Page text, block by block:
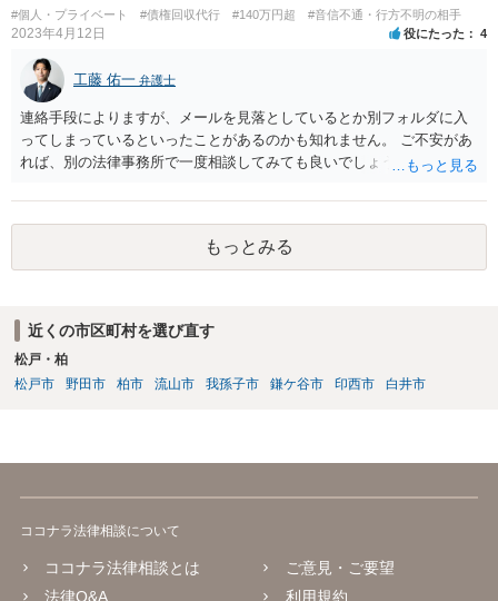
３： 仮に裁判になったとしても、口論中の発言で合意成立が認定され
ることは考え難いと思われます。
#個人・プライベート #債権回収代行 #140万円超 #音信不通・行方不明の相手
2023年4月12日 役にたった 4
工藤 佑一 弁護士
連絡手段によりますが、メールを見落としているとか別フォルダに入
ってしまっているといったことがあるのかも知れません。 ご不安があ
れば、別の法律事務所で一度相談してみても良いでしょう。
もっとみる
近くの市区町村を選び直す
松戸・柏
松戸市
野田市 柏市 流山市 我孫子市 鎌ケ谷市 印西市 白井市
ココナラ法律相談について
ココナラ法律相談とは
法律Q&A
ご意見・ご要望
利用規約